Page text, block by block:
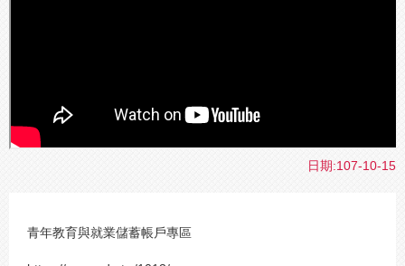
日期:107-10-15
青年教育與就業儲蓄帳戶專區